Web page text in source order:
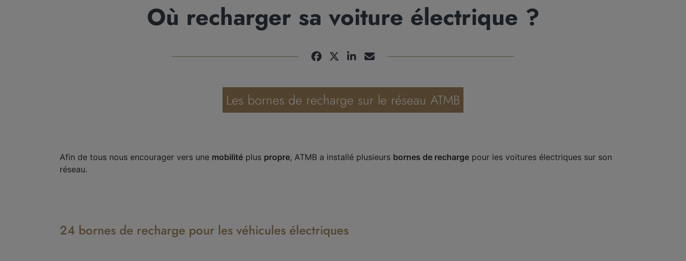
Où recharger sa voiture électrique ?
Les bornes de recharge sur le réseau ATMB
Afin de tous nous encourager vers une mobilité plus propre, ATMB a installé plusieurs bornes de recharge pour les voitures électriques sur son
réseau.
24 bornes de recharge pour les véhicules électriques